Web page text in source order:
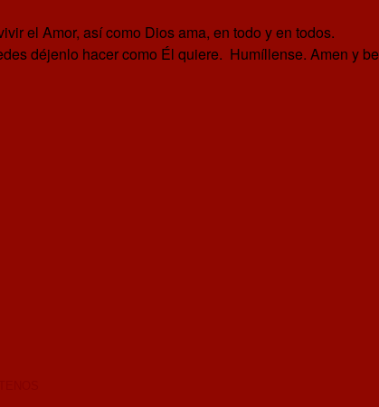
el Amor, así como Dios ama, en todo y en todos.
déjenlo hacer como Él quiere. Humíllense. Amen y